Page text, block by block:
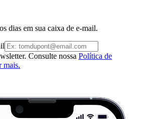
dias em sua caixa de e-mail.
Consulte nossa Política de
mais.